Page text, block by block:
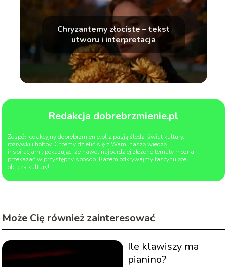
Chryzantemy złociste – tekst
utworu i interpretacja
Redakcja dobrebrzmienie.pl
Zespół redakcyjny dobrebrzmienie.pl z pasją śledzi świat kultury,
rozrywki i hobby. Chcemy dzielić się z Wami naszą wiedzą i
inspiracjami, pokazując, że nawet najbardziej złożone tematy można
przekazać w przystępny sposób. Razem odkrywajmy fascynujące
oblicza kultury!
Może Cię również zainteresować
Ile klawiszy ma
pianino?